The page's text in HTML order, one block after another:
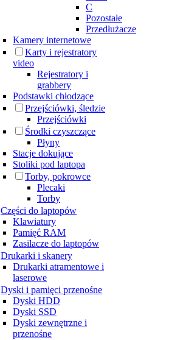
C
Pozostałe
Przedłużacze
Kamery internetowe
Karty i rejestratory
video
Rejestratory i
grabbery
Podstawki chłodzące
Przejściówki, śledzie
Przejściówki
Środki czyszczące
Płyny
Stacje dokujące
Stoliki pod laptopa
Torby, pokrowce
Plecaki
Torby
Części do laptopów
Klawiatury
Pamięć RAM
Zasilacze do laptopów
Drukarki i skanery
Drukarki atramentowe i
laserowe
Dyski i pamięci przenośne
Dyski HDD
Dyski SSD
Dyski zewnętrzne i
przenośne